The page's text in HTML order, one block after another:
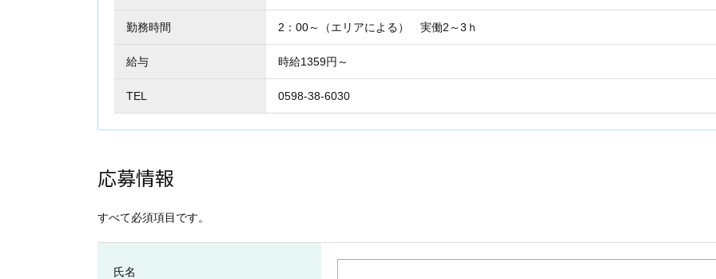
勤務時間 2：00～（エリアによる） 実働2～3ｈ
給与 時給1359円～
TEL 0598-38-6030
応募情報
すべて必須項目です。
氏名